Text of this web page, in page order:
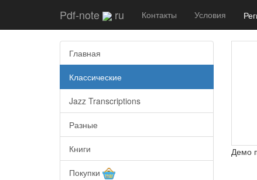
Pdf-note ru Контакты Условия
Главная
Классические
Jazz Transcriptions
Разные
Книги
Покупки
Демо